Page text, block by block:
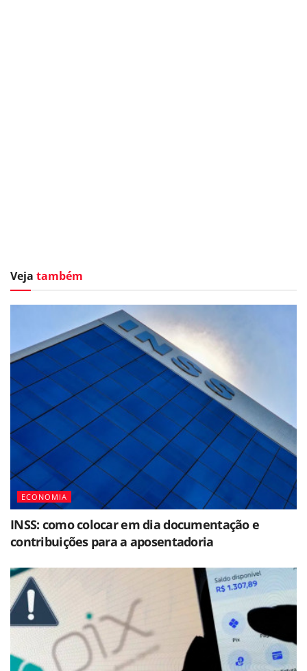
Veja também
ECONOMIA
INSS: como colocar em dia documentação e
contribuições para a aposentadoria